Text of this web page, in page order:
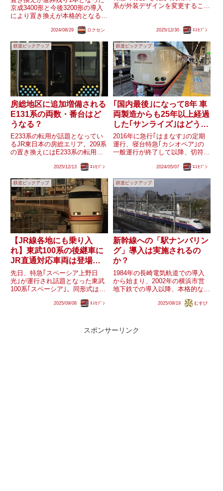
京成3400形と今後3200形の導入
により置き換えが本格的となる見
形式ですが、京成電鉄を特集した
増刊号 【特集】京成電鉄｣の同社
取締役との対...
2024/08/29 ロクセン
系が外装デザインを変更すること
は徐々に置き換えが進んでいま
はそう長くないと思...
2025/12/30 ｴｽｾﾌﾞﾝ
鉄道ピックアップ
房総地区に追加増備される
E131系の両数・番台はど
うなる？
E233系の転用が話題となってい
るJR東日本の房総エリア。209系
の置き換えにはE233系の転用に
となっています。これまで房総地
間用の2連で、0番台(モニタリン
グ装置設置車は8...
2025/12/13 ｴｽｾﾌﾞﾝ
鉄道ピックアップ
｢国内最後｣になって8年 車
両製造からも25年以上経過
した｢サンライズ｣はどうな
るのか
2016年に急行｢はまなす｣の定期
運行、寝台特急｢カシオペア｣の
一般運行が終了して以降、切符の
の寝台列車となった寝台特急｢サ
内最後｣となってから8年経過し
た今でも毎日走っています。...
2024/05/07 ｴｽｾﾌﾞﾝ
鉄道ピックアップ
【JR線各地にも乗り入
れ】東武100系の後継車に
JR直通対応車両は登場す
るのか？
先日、特急｢スペーシア上野日
光｣が運行され話題となった東武
100系｢スペーシア｣。同形式は定
ーシアきぬがわ｣でJR湘南新宿ラ
臨時列車で八王子駅や先述...
2025/09/08 ｴｽｾﾌﾞﾝ
鉄道ピックアップ
新幹線への「駅ナンバリン
グ」導入は実施されるの
か？
1984年の長崎電気軌道での導入
から始まり、2002年の横浜市営
地下鉄での導入以降、本格的な導
グ」。現在では都市部のみならず
現在でも導入されている路線が
2025/09/19 むすび
スポンサーリンク